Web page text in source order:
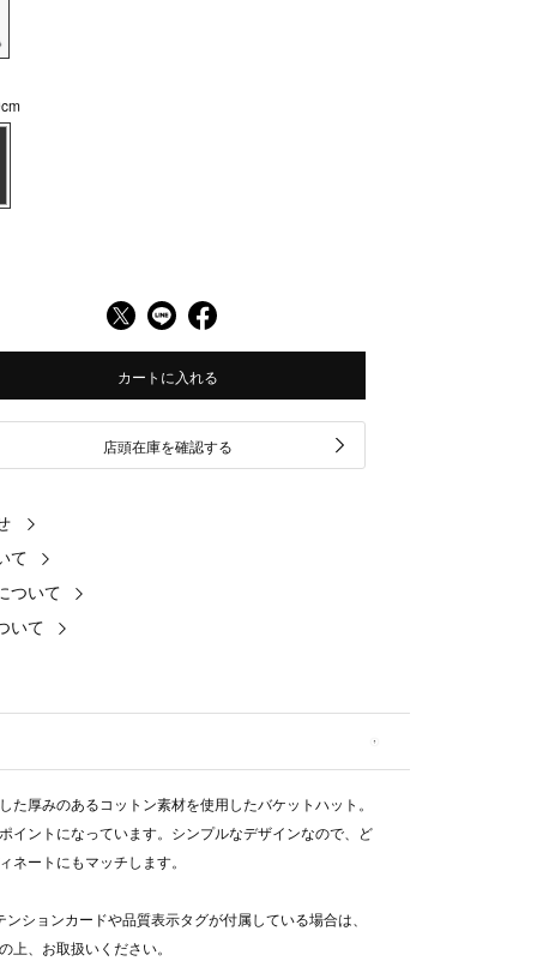
カートに入れる
店頭在庫を確認する
て
ついて
いて
た厚みのあるコットン素材を使用したバケットハット。
イントになっています。シンプルなデザインなので、ど
ネートにもマッチします。
ンションカードや品質表示タグが付属している場合は、
上、お取扱いください。